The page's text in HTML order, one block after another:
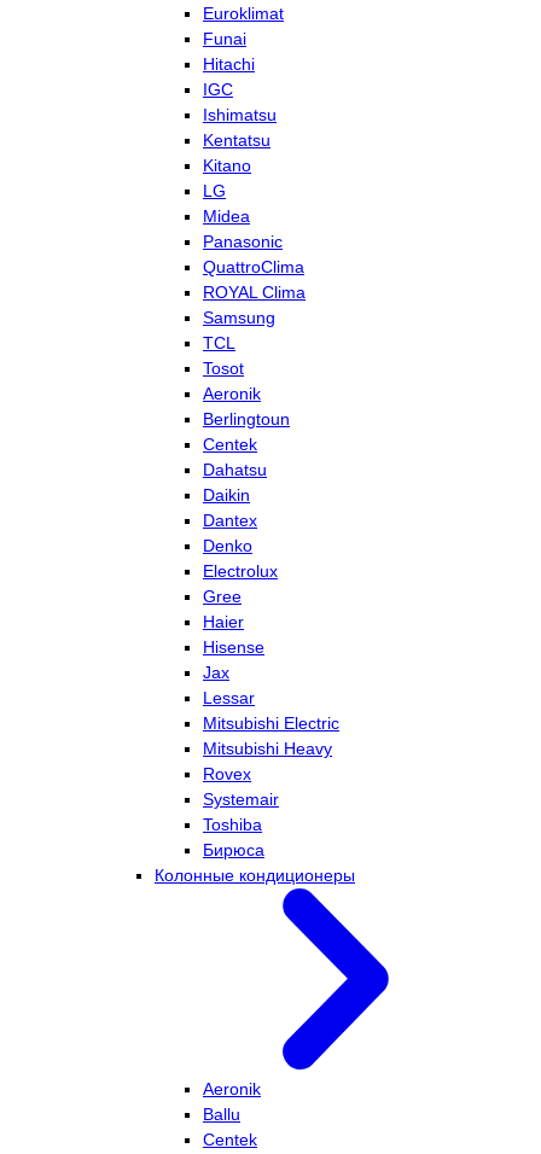
Euroklimat
Funai
Hitachi
IGC
Ishimatsu
Kentatsu
Kitano
LG
Midea
Panasonic
QuattroClima
ROYAL Clima
Samsung
TCL
Tosot
Aeronik
Berlingtoun
Centek
Dahatsu
Daikin
Dantex
Denko
Electrolux
Gree
Haier
Hisense
Jax
Lessar
Mitsubishi Electric
Mitsubishi Heavy
Rovex
Systemair
Toshiba
Бирюса
Колонные кондиционеры
Aeronik
Ballu
Centek